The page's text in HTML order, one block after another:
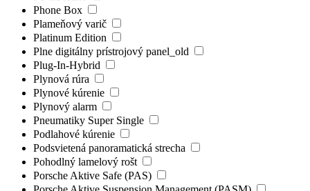
Phone Box
Plameňový varič
Platinum Edition
Plne digitálny prístrojový panel_old
Plug-In-Hybrid
Plynová rúra
Plynové kúrenie
Plynový alarm
Pneumatiky Super Single
Podlahové kúrenie
Podsvietená panoramatická strecha
Pohodlný lamelový rošt
Porsche Aktive Safe (PAS)